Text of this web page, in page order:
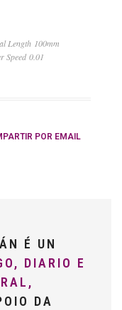
Length 100mm
Speed 0.01
POR EMAIL
É UN
DIARIO E
DA